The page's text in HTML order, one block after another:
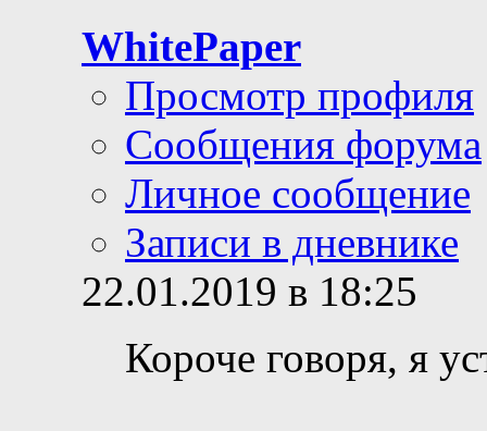
WhitePaper
Просмотр профиля
Сообщения форума
Личное сообщение
Записи в дневнике
22.01.2019 в 18:25
Короче говоря, я